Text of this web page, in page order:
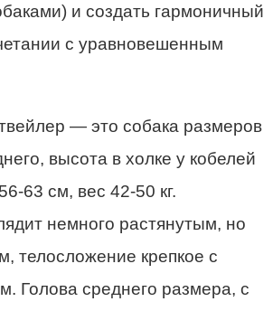
и создать гармоничный
с уравновешенным
— это собака размеров
высота в холке у кобелей
63 см, вес 42-50 кг.
немного растянутым, но
телосложение крепкое с
Голова среднего размера, с